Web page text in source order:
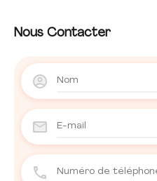
Nous Contacter